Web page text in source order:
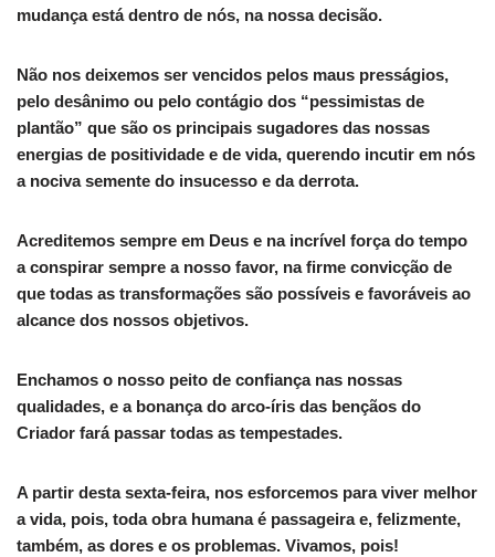
mudança está dentro de nós, na nossa decisão.
Não nos deixemos ser vencidos pelos maus presságios,
pelo desânimo ou pelo contágio dos “pessimistas de
plantão” que são os principais sugadores das nossas
energias de positividade e de vida, querendo incutir em nós
a nociva semente do insucesso e da derrota.
Acreditemos sempre em Deus e na incrível força do tempo
a conspirar sempre a nosso favor, na firme convicção de
que todas as transformações são possíveis e favoráveis ao
alcance dos nossos objetivos.
Enchamos o nosso peito de confiança nas nossas
qualidades, e a bonança do arco-íris das bençãos do
Criador fará passar todas as tempestades.
A partir desta sexta-feira, nos esforcemos para viver melhor
a vida, pois, toda obra humana é passageira e, felizmente,
também, as dores e os problemas. Vivamos, pois!